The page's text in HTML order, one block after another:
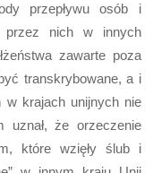
przepływu osób i
przez nich w innych
zawarte poza
transkrybowane, a i
w krajach unijnych nie
uznał, że orzeczenie
które wzięły ślub i